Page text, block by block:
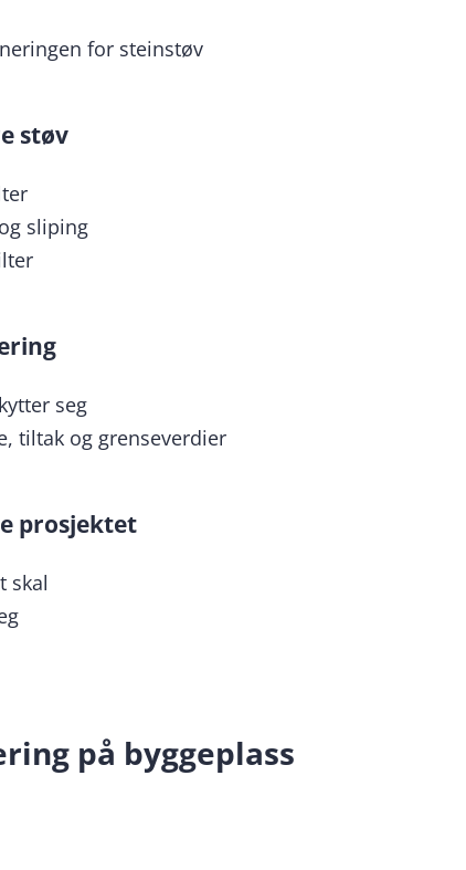
for steinstøv
støv
sliping
seg
tiltak og grenseverdier
prosjektet
skal
på byggeplass